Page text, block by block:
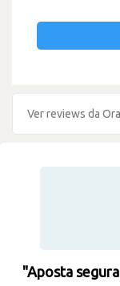
Ver reviews da
"Aposta